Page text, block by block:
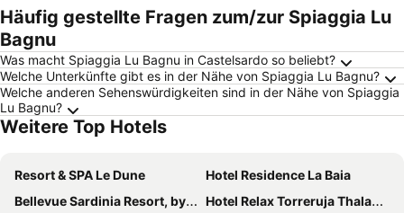
Häufig gestellte Fragen zum/zur Spiaggia Lu
Bagnu
Was macht Spiaggia Lu Bagnu in Castelsardo so beliebt?
Welche Unterkünfte gibt es in der Nähe von Spiaggia Lu Bagnu?
Welche anderen Sehenswürdigkeiten sind in der Nähe von Spiaggia
Lu Bagnu?
Weitere Top Hotels
Resort & SPA Le Dune
Hotel Residence La Baia
Bellevue Sardinia Resort, by Meliá
Hotel Relax Torreruja Thalasso & SPA